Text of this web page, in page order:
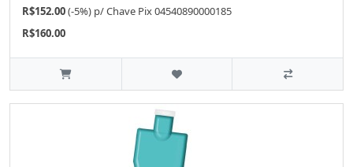
R$152.00(-5%) p/Chave Pix 04540890000185
R$160.00